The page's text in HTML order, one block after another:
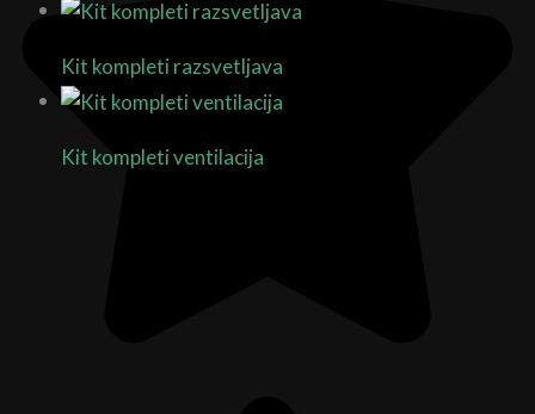
Kit kompleti razsvetljava
Kit kompleti ventilacija